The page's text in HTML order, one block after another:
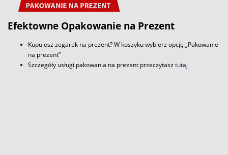
Efektowne Opakowanie na Prezent
Kupujesz zegarek na prezent? W koszyku wybierz opcję „Pakowanie
na prezent”
Szczegóły usługi pakowania na prezent przeczytasztutaj